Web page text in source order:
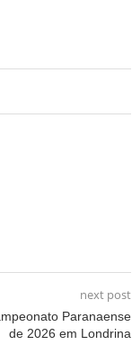
next post
Paranaense
de 2026 em Londrina